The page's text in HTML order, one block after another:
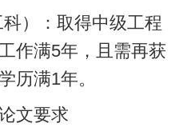
）：取得中级工程
作满5年，且需再获
历满1年。
文要求